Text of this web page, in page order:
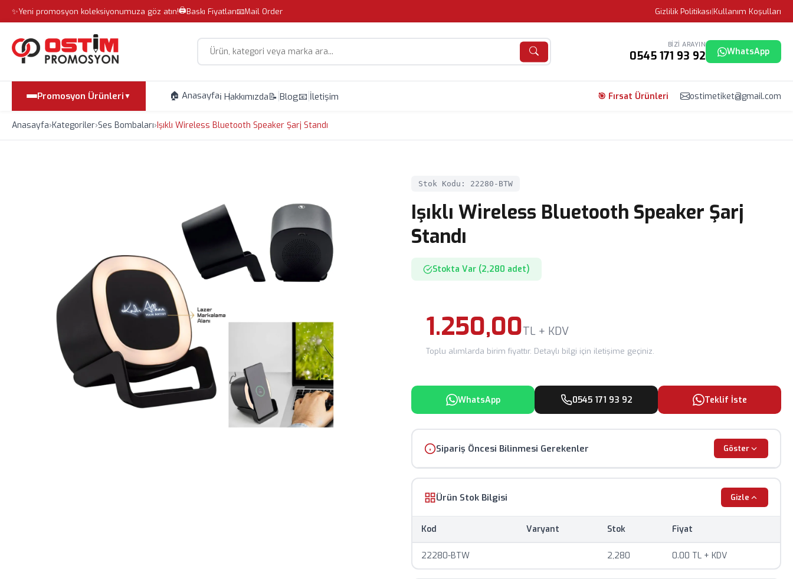
✨Yeni promosyon koleksiyonumuza göz atın!🖨️Baskı Fiyatları📧Mail Order Gizlilik Politikası|Kullanım Koşulları
Site içi arama BIZI ARAYIN
0545 171 93 92 WhatsApp
Promosyon Ürünleri▼ 🏠 Anasayfaℹ️ Hakkımızda📝 Blog📧 İletişim 🎯 Fırsat Ürünleri ostimetiket@gmail.com
Anasayfa›Kategoriler›Ses Bombaları›Işıklı Wireless Bluetooth Speaker Şarj Standı
Stok Kodu: 22280-BTW
Işıklı Wireless Bluetooth Speaker Şarj
Standı
Stokta Var (2,280 adet)
1.250,00TL + KDV
Toplu alımlarda birim fiyattır. Detaylı bilgi için iletişime geçiniz.
WhatsApp 0545 171 93 92 Teklif İste
Sipariş Öncesi Bilinmesi Gerekenler Göster
Ürün görselleri temsilidir, renk ve görünüm farklılık gösterebilir.
Fiyatlar KDV hariç olup, güncel döviz kurlarına göre değişiklik gösterebilir.
Baskılı ürünlerde minimum sipariş adedi uygulanmaktadır.
Stok durumu anlık olarak değişebilir, sipariş öncesi teyit alınız.
Ürün Stok Bilgisi Gizle
Kod Varyant Stok Fiyat
22280-BTW 2,280 0.00 TL + KDV